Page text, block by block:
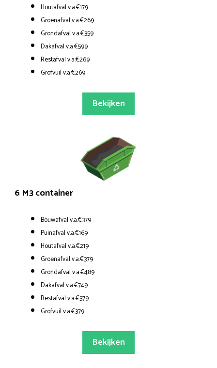
Houtafval v.a.€179
Groenafval v.a.€269
Grondafval v.a.€359
Dakafval v.a.€599
Restafval v.a.€269
Grofvuil v.a.€269
Bekijken
6 M3 container
Bouwafval v.a.€379
Puinafval v.a.€169
Houtafval v.a.€219
Groenafval v.a.€379
Grondafval v.a.€489
Dakafval v.a.€749
Restafval v.a.€379
Grofvuil v.a.€379
Bekijken